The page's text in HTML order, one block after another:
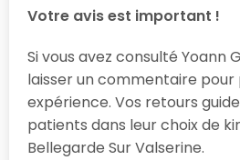
Votre avis est important !
Si vous avez consulté Yoann
laisser un commentaire
expérience. Vos retours
patients dans leur choix de
Bellegarde Sur Valserine.